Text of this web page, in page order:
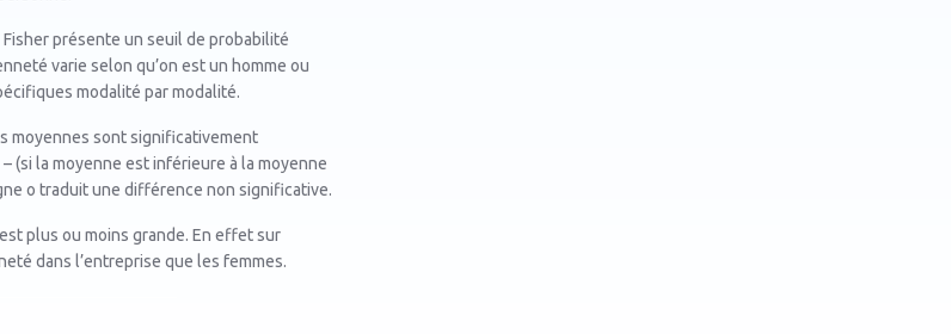
Fisher présente un seuil de probabilité
varie selon qu’on est un homme ou
modalité par modalité.
moyennes sont significativement
(si la moyenne est inférieure à la moyenne
o traduit une différence non significative.
plus ou moins grande. En effet sur
dans l’entreprise que les femmes.